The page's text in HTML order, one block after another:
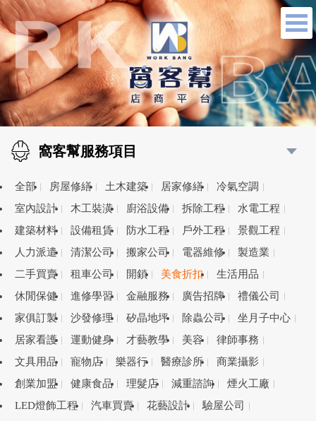
窩客幫服務項目
全部 房屋修繕 土木建築 居家修繕
冷氣空調
室內設計
木工裝潢 廚浴設備 拆除工程
水電工程
建築材料
設備租賃 防水工程 戶外工程
景觀工程
人力派遣
清潔公司 搬家公司 電器維修
製造業
二手買賣
租車公司 開鎖 美食折扣
生活用品
休閒保健
進修學習 金融服務 廣告招牌
禮儀公司
家俱訂製
沙發修理 矽晶地坪 除蟲公司
坐月子中心
居家看護
運動健身 才藝教學 美容
律師事務
文具用品
寵物店 樂器行 醫療診所
商業攝影
創業加盟
健康食品 理髮店 減重諮詢
煙火工廠
LED燈飾工程
汽車買賣 花藝設計
驗屋公司